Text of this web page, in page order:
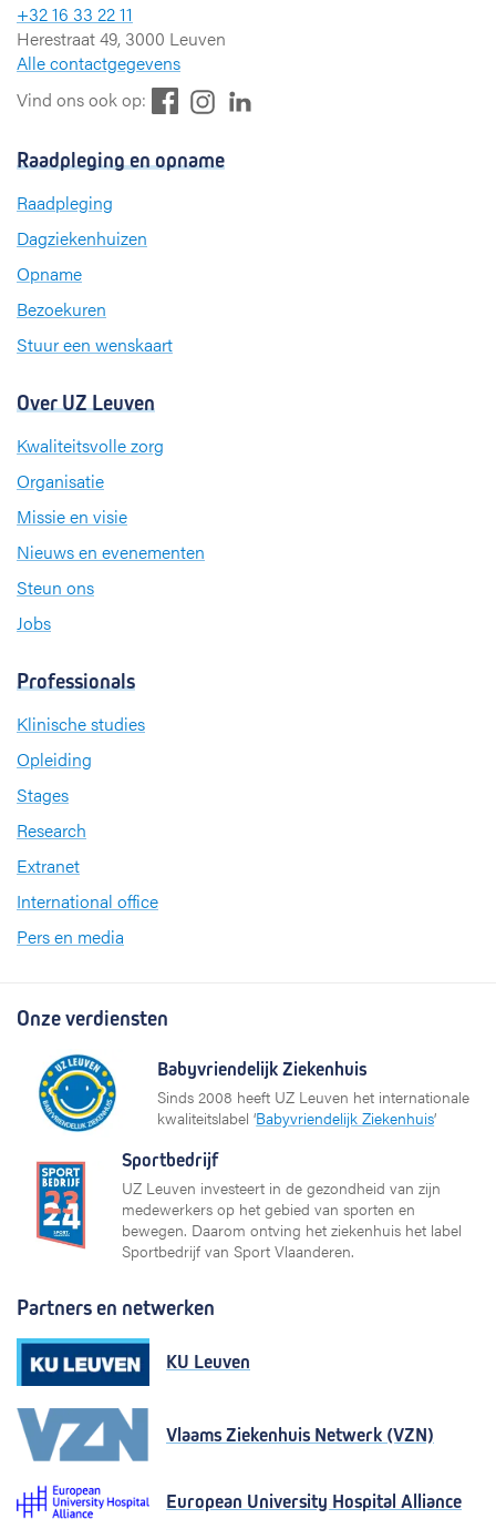
+32 16 33 22 11
Herestraat 49, 3000 Leuven
Alle contactgegevens
Vind ons ook op:
e
t
Raadpleging en opname
Raadpleging
Dagziekenhuizen
Opname
Bezoekuren
Stuur een wenskaart
Over UZ Leuven
Kwaliteitsvolle zorg
Organisatie
Missie en visie
Nieuws en evenementen
Steun ons
Jobs
Professionals
Klinische studies
Opleiding
Stages
Research
Extranet
International office
Pers en media
Onze verdiensten
Babyvriendelijk Ziekenhuis
Sinds 2008 heeft UZ Leuven het internationale
kwaliteitslabel ‘Babyvriendelijk Ziekenhuis’
Sportbedrijf
UZ Leuven investeert in de gezondheid van zijn
medewerkers op het gebied van sporten en
bewegen. Daarom ontving het ziekenhuis het label
Sportbedrijf van Sport Vlaanderen.
Partners en netwerken
KU Leuven
Vlaams Ziekenhuis Netwerk (VZN)
European University Hospital Alliance